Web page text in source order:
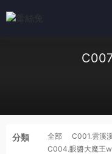
分類 全部 C001.雲溪
C004.眼醬大魔王w